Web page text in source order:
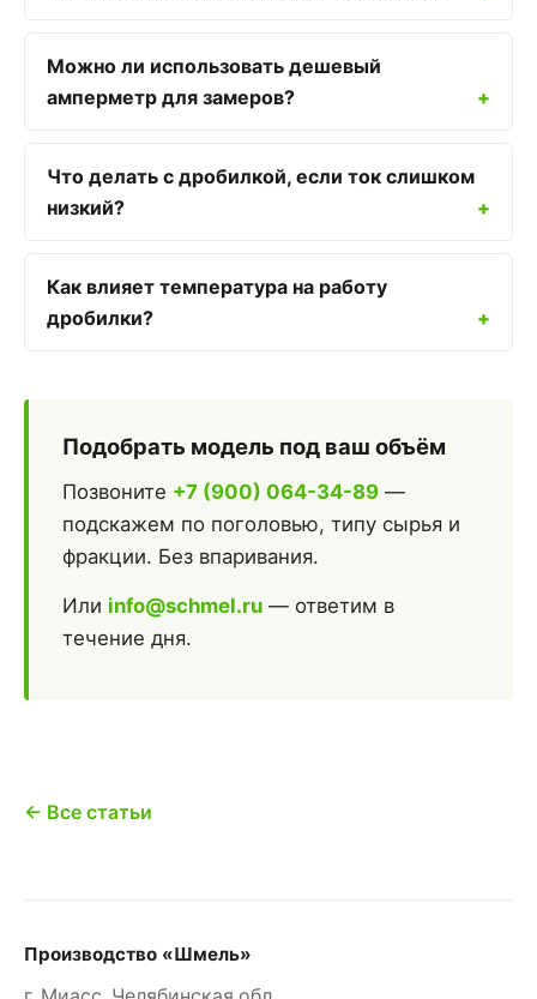
Можно ли использовать дешевый
амперметр для замеров?
Что делать с дробилкой, если ток слишком
низкий?
Как влияет температура на работу
дробилки?
Подобрать модель под ваш объём
Позвоните +7 (900) 064-34-89 —
подскажем по поголовью, типу сырья и
фракции. Без впаривания.
Или info@schmel.ru — ответим в
течение дня.
← Все статьи
Производство «Шмель»